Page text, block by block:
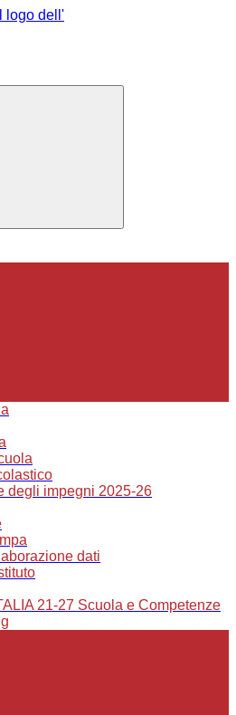
degli impegni 2025-26
dati
21-27 Scuola e Competenze